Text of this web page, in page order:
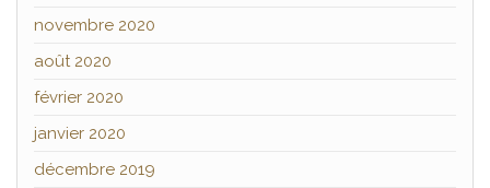
novembre 2020
août 2020
février 2020
janvier 2020
décembre 2019